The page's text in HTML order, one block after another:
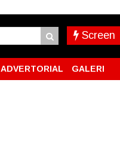
Screen
ADVERTORIAL GALERI